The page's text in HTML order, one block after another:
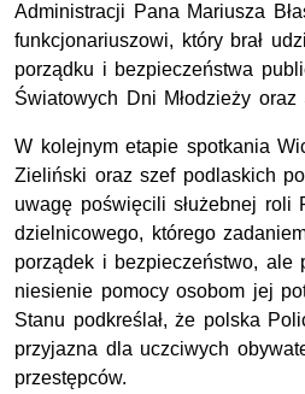
Administracji Pana Mariusza
funkcjonariuszowi, który brał
porządku i bezpieczeństwa
Światowych Dni Młodzieży oraz
W kolejnym etapie spotkania
Zieliński oraz szef podlaskich
uwagę poświęcili służebnej roli
dzielnicowego, którego
porządek i bezpieczeństwo, ale
niesienie pomocy osobom jej
Stanu podkreślał, że polska
przyjazna dla uczciwych
przestępców.